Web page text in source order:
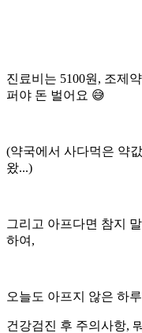
진료비는 5100원, 조제
퍼야 돈 벌어요 😅
(약국에서 사다먹은 약
왔...)
그리고 아프다면 참지
하여,
오늘도 아프지 않은 하
건강검진 후 주의사항,